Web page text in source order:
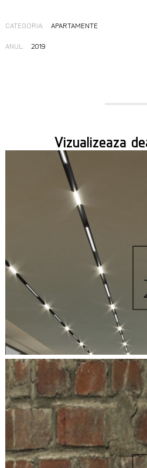
CATEGORIA: APARTAMENTE
ANUL: 2019
Vizualizeaza